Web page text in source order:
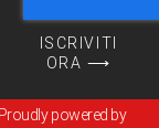
ISCRIVITI
ORA ⟶
powered by